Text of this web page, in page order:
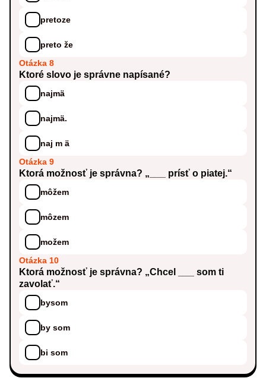
pretoze
preto že
Otázka 8
Ktoré slovo je správne napísané?
najmä
najmä.
naj m ä
Otázka 9
Ktorá možnosť je správna? „___ prísť o piatej.“
môžem
môzem
možem
Otázka 10
Ktorá možnosť je správna? „Chcel ___ som ti
zavolať.“
bysom
by som
bi som